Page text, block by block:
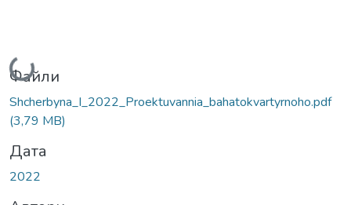
Вантажиться...
Файли
Shcherbyna_I_2022_Proektuvannia_bahatokvartyrnoho.pdf
(3,79 MB)
Дата
2022